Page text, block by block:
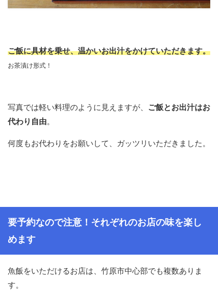
ご飯に具材を乗せ、温かいお出汁をかけていただきます。
お茶漬け形式！
写真では軽い料理のように見えますが、
ご飯とお出汁はお
代わり自由。
何度もお代わりをお願いして、ガッツリいただきました。
要予約なので注意！それぞれのお店の味を楽し
めます
魚飯をいただけるお店は、竹原市中心部でも複数ありま
す。